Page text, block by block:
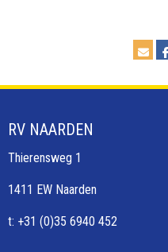
RV NAARDEN
Thierensweg 1
1411 EW Naarden
t: +31 (0)35 6940 452